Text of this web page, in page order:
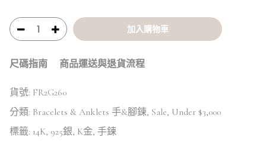
加入購物車
尺碼指南 商品運送與退貨流程
貨號: FR2G260
分類: Bracelets & Anklets 手&腳鍊, Sale, Under $3,000
標籤: 14K, 925銀, K金, 手鍊